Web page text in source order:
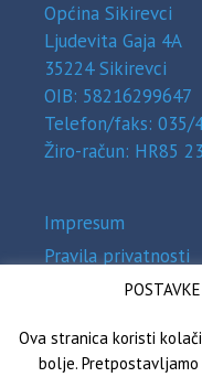
Općina Sikirevci
Ljudevita Gaja 4A
35224 Sikirevci
OIB: 58216299647
Telefon/faks: 035/
Žiro-račun: HR85
Impresum
Pravila privatnosti
Zaštita osobnih
Ova stranica koristi
bolje.